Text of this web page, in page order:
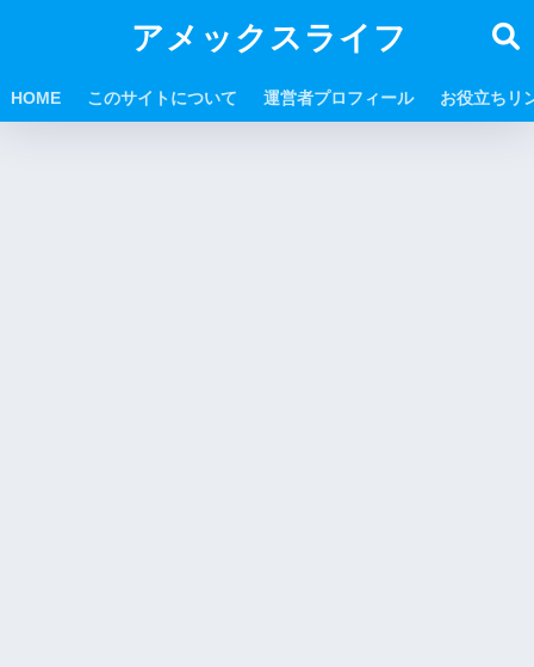
アメックスライフ
HOME このサイトについて 運営者プロフィール お役立ちリ